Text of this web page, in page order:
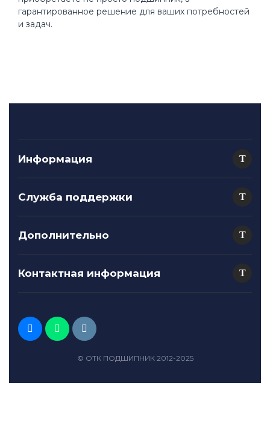
гарантированное решение для ваших потребностей
и задач.
Информация
Служба поддержки
Дополнительно
Контактная информация
© ОТК ПОДШИПНИК 2012-2025